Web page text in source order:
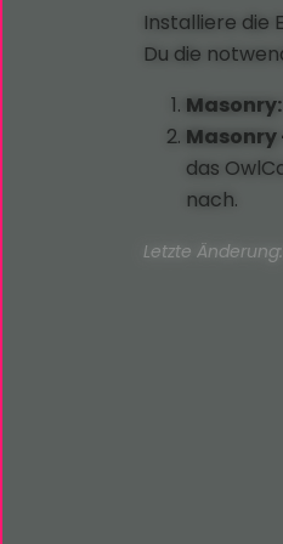
Installiere die
Du die
Masonry:
Masonry
das
nach.
Letzte